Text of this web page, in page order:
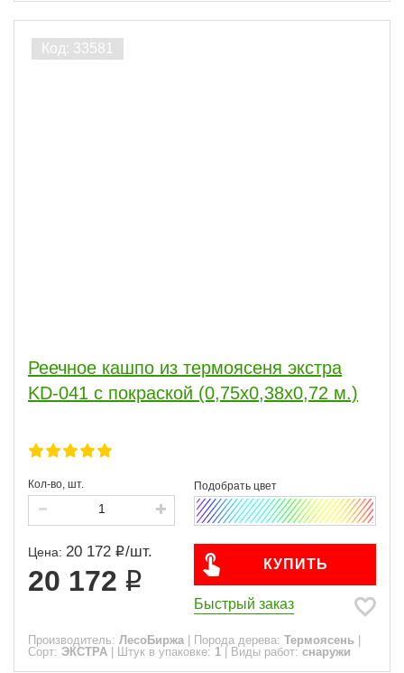
Реечное кашпо из термоясеня экстра
KD-041 с покраской (0,75х0,38х0,72 м.)
Кол-во, шт.
Цена: 20 172 /шт.
20 172
КУПИТЬ
Быстрый заказ
Производитель: ЛесоБиржа Порода дерева: Термоясень
Сорт: ЭКСТРА Штук в упаковке: 1 Виды работ: снаружи